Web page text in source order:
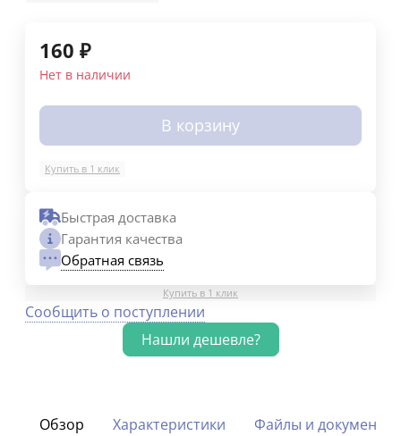
160 ₽
Нет в наличии
В корзину
Купить в 1 клик
Быстрая доставка
Гарантия качества
Обратная связь
Купить в 1 клик
Сообщить о поступлении
Обзор Характеристики Файлы и документы